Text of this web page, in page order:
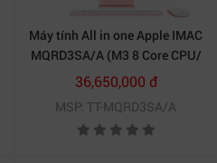
Máy tính All in one Apple IMAC
MQRD3SA/A (M3 8 Core CPU/
8GB/ 256GB SSD/ 8 core GPU/
Pink)
36,650,000 đ
MSP: TT-MQRD3SA/A